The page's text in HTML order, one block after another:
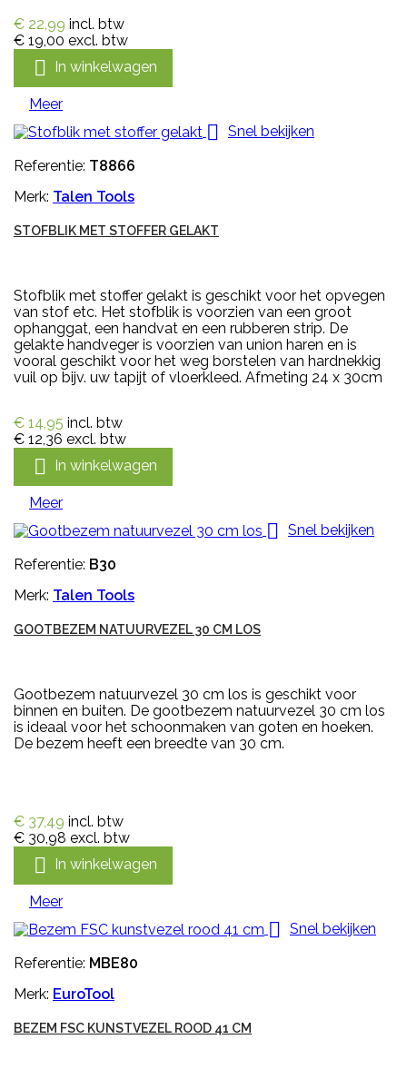
€ 22,99 incl. btw
€ 19,00 excl. btw
 In winkelwagen
Meer
 Snel bekijken
Referentie: T8866
Merk: Talen Tools
STOFBLIK MET STOFFER GELAKT
Stofblik met stoffer gelakt is geschikt voor het opvegen
van stof etc. Het stofblik is voorzien van een groot
ophanggat, een handvat en een rubberen strip. De
gelakte handveger is voorzien van union haren en is
vooral geschikt voor het weg borstelen van hardnekkig
vuil op bijv. uw tapijt of vloerkleed. Afmeting 24 x 30cm
€ 14,95 incl. btw
€ 12,36 excl. btw
 In winkelwagen
Meer
 Snel bekijken
Referentie: B30
Merk: Talen Tools
GOOTBEZEM NATUURVEZEL 30 CM LOS
Gootbezem natuurvezel 30 cm los is geschikt voor
binnen en buiten. De gootbezem natuurvezel 30 cm los
is ideaal voor het schoonmaken van goten en hoeken.
De bezem heeft een breedte van 30 cm.
€ 37,49 incl. btw
€ 30,98 excl. btw
 In winkelwagen
Meer
 Snel bekijken
Referentie: MBE80
Merk: EuroTool
BEZEM FSC KUNSTVEZEL ROOD 41 CM